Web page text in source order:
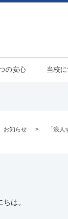
の安心 当校
お知らせ 「浪
は。